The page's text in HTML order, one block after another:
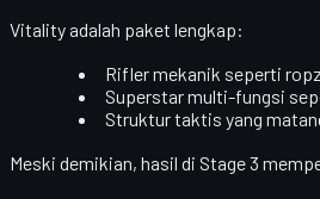
Vitality adalah paket lengkap:
Rifler mekanik seperti
Superstar multi-fungsi
Struktur taktis yang
Meski demikian, hasil di Stage 3